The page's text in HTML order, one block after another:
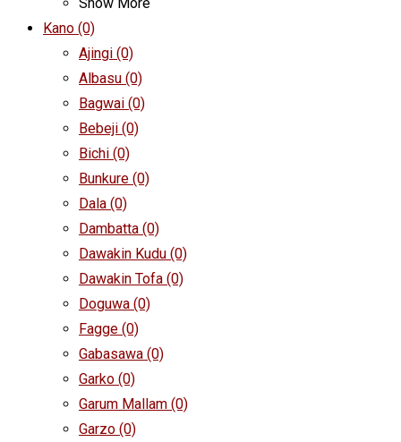
Kano (0)
Ajingi (0)
Albasu (0)
Bagwai (0)
Bebeji (0)
Bichi (0)
Bunkure (0)
Dala (0)
Dambatta (0)
Dawakin Kudu (0)
Dawakin Tofa (0)
Doguwa (0)
Fagge (0)
Gabasawa (0)
Garko (0)
Garum Mallam (0)
Garzo (0)